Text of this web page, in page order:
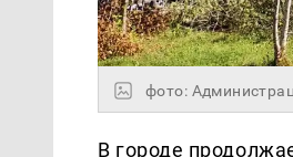
фото:
В городе